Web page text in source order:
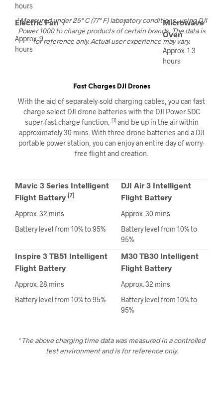
hours
Electric Fan
Approx. 9
hours
/ /
Microwave
Oven
Approx. 1.3
hours
* Measured under 25° C (77° F) laboratory conditions, using DJI
Power 1000 to charge products of certain brands. The data is
for reference only. Actual user experience may vary.
Fast Charges DJI Drones
With the aid of separately-sold charging cables, you can fast
charge select DJI drone batteries with the DJI Power SDC
super-fast charge function,
[1] and be up in the air within
approximately 30 mins. With three drone batteries and a DJI
portable power station, you can enjoy an entire day of worry-
free flight and creation.
Mavic 3 Series Intelligent
Flight Battery [7]
Approx. 32 mins
Battery level from 10% to 95%
DJI Air 3 Intelligent
Flight Battery
Approx. 30 mins
Battery level from 10% to
95%
Inspire 3 TB51 Intelligent
Flight Battery
Approx. 28 mins
Battery level from 10% to 95%
M30 TB30 Intelligent
Flight Battery
Approx. 32 mins
Battery level from 10% to
95%
* The above charging time data was measured in a controlled
test environment and is for reference only.